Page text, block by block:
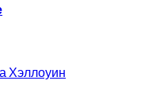
Хэллоуин